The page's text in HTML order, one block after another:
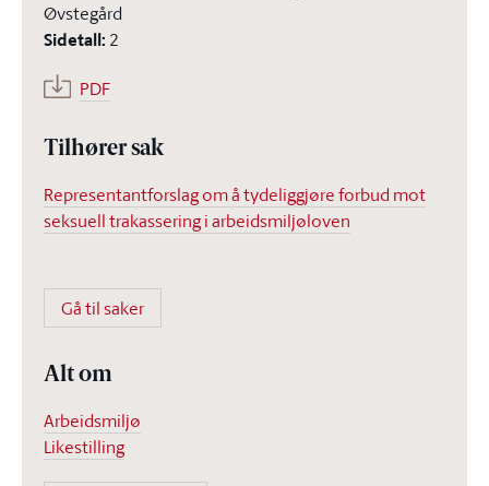
Øvstegård
Sidetall: 2
PDF
Tilhører sak
Representantforslag om å tydeliggjøre forbud mot
seksuell trakassering i arbeidsmiljøloven
Gå til saker
Alt om
Arbeidsmiljø
Likestilling